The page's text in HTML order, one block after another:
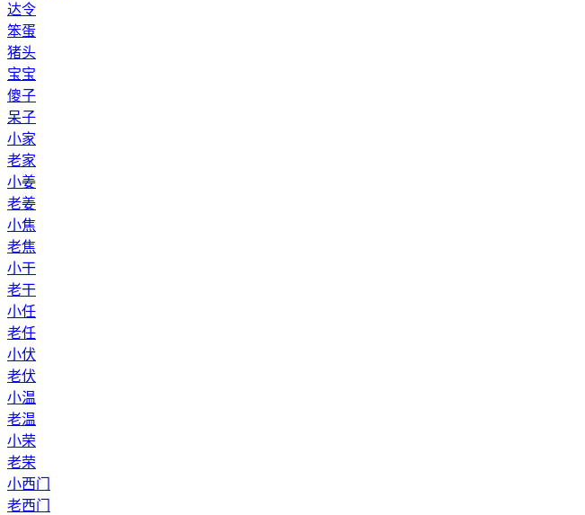
达令
笨蛋
猪头
宝宝
傻子
呆子
小家
老家
小姜
老姜
小焦
老焦
小干
老干
小任
老任
小伏
老伏
小温
老温
小荣
老荣
小西门
老西门